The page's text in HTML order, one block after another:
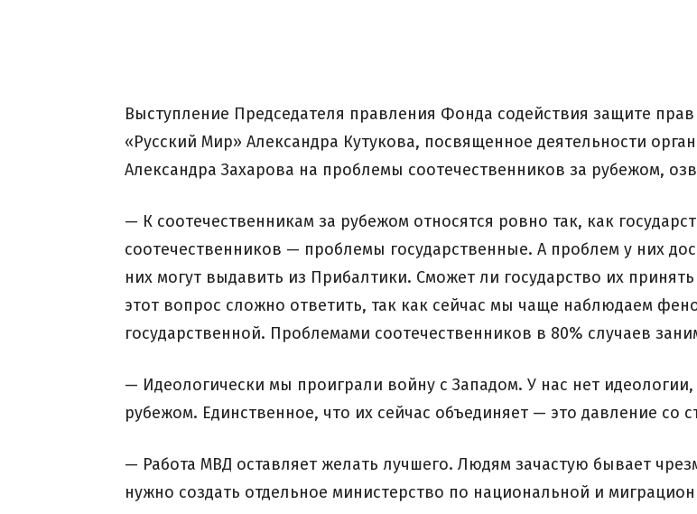
Выступление Председателя правления Фонда содействия защите
«Русский Мир» Александра Кутукова, посвященное деятельности
Александра Захарова на проблемы соотечественников за рубежом,
— К соотечественникам за рубежом относятся ровно так, как
соотечественников — проблемы государственные. А проблем у них
них могут выдавить из Прибалтики. Сможет ли государство их
этот вопрос сложно ответить, так как сейчас мы чаще наблюдаем
государственной. Проблемами соотечественников в 80% случаев
— Идеологически мы проиграли войну с Западом. У нас нет
рубежом. Единственное, что их сейчас объединяет — это давление со
— Работа МВД оставляет желать лучшего. Людям зачастую бывает
нужно создать отдельное министерство по национальной и